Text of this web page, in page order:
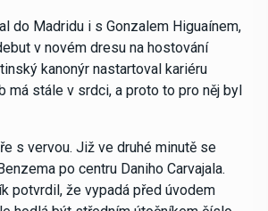
do Madridu i s Gonzalem Higuaínem,
v novém dresu na hostování
kanonýr nastartoval kariéru
má stále v srdci, a proto to pro něj byl
s vervou. Již ve druhé minutě se
po centru Daniho Carvajala.
potvrdil, že vypadá před úvodem